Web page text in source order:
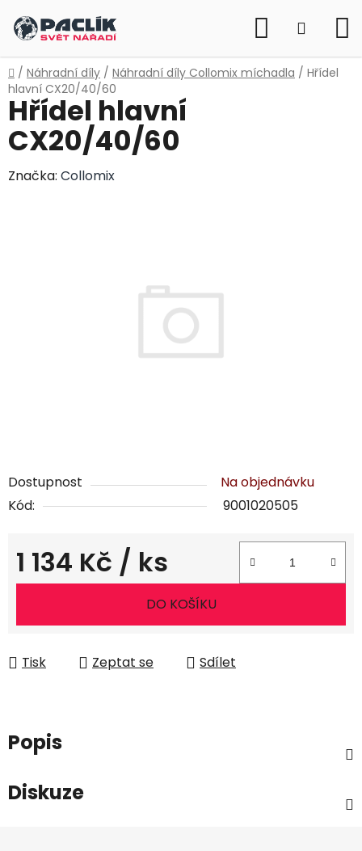
na
obsah
Hledat
KOŠÍK
Domů
/ Náhradní díly / Náhradní díly Collomix míchadla / Hřídel
hlavní CX20/40/60
Dostupnost
Na objednávku
Kód:
9001020505
1 134 Kč / ks
Měrná cena:
DO KOŠÍKU
Tisk Zeptat se Sdílet
Hřídel hlavní
CX20/40/60
Značka: Collomix
Popis
Diskuze